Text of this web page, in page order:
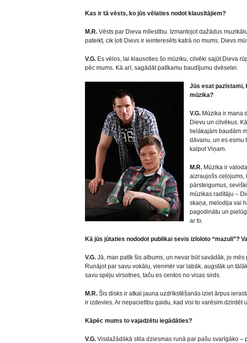
Kas ir tā vēsts, ko jūs vēlaties nodot klausītājiem?
M.R. Vēsts par Dieva mīlestību. Izmantojot dažādus
pateikt, cik ļoti Dievs ir ieinteresēts katrā no mums. Dievs
V.G. Es vēlos, lai klausoties šo mūziku, cilvēki sajūt Dieva
pēc mums. Kā arī, sagādāt patīkamu baudījumu dvēselei.
Jūs esat pazīstami,
mūzika?
V.G. Mūzika ir mana
Dievu un cilvēkus.
lielākajām baudām
dāvanu, un es esmu
kalpot Viņam.
M.R. Mūzika ir
aizraujošs ceļojums,
pārsteigumus,
mūzikas radītāju –
skaņa, melodija vai
pagodinātu un
ar to.
Kā jūs jūtaties nododot publikai sevis izloloto “mazuli”?
V.G. Jā, man patīk šis albums, un nevar būt savādāk, jo
Runājot par savu vokālu, vienmēr var labāk, augstāk un
savu spēju virsotnes, taču es centos no visas sirds.
M.R. Šis disks ir atkal jauna uzdrīkstēšanās iziet ārpus
ir izdevies. Ar nepacietību gaidu, kad visi to varēsim dzirdēt
Kāpēc mums to vajadzētu iegādāties?
V.G. Visdažādākā stila dziesmas runā par pašu svarīgāko –